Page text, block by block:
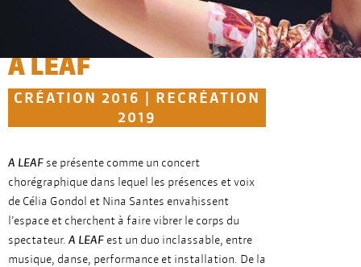
Nina Santes et Célia Gondol
A LEAF
CRÉATION 2016 | RECRÉATION
2019
A LEAF se présente comme un concert
chorégraphique dans lequel les présences et voix
de Célia Gondol et Nina Santes envahissent
l’espace et cherchent à faire vibrer le corps du
spectateur. A LEAF est un duo inclassable, entre
musique, danse, performance et installation. De la